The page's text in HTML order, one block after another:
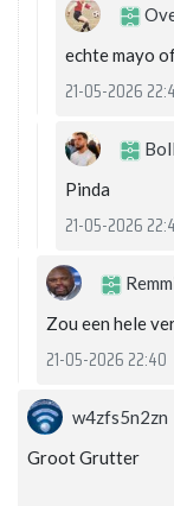
echte mayo
21-05-2026
Pinda
21-05-2026
Zou een hele
21-05-2026 22:40
w4zfs5n2zn
Groot Grutter